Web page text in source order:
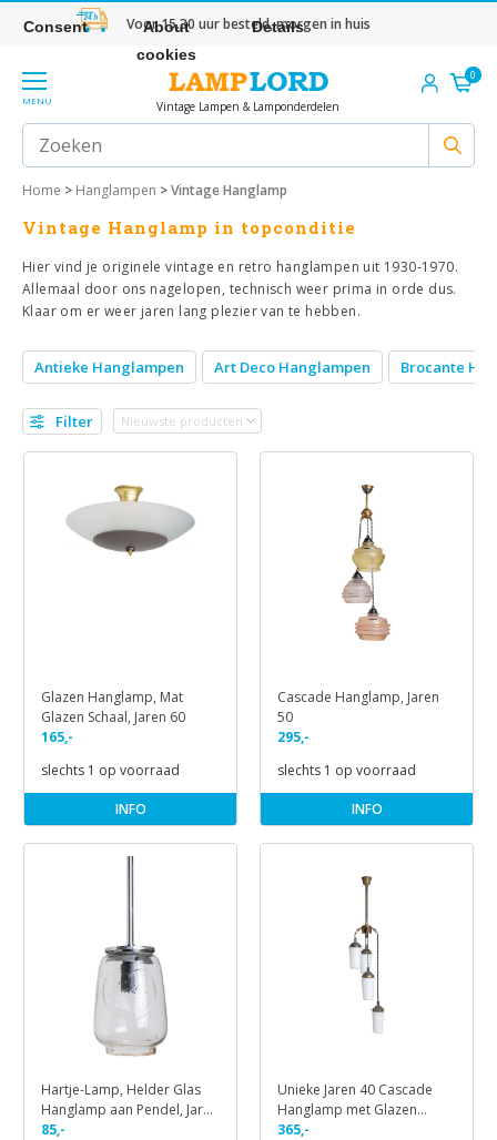
Voor 15.30 uur besteld, morgen in huis
MENU Vintage Lampen & Lamponderdelen
0
Home > Hanglampen >Vintage Hanglamp
Vintage Hanglamp in topconditie
Hier vind je originele vintage en retro hanglampen uit 1930-1970.
Allemaal door ons nagelopen, technisch weer prima in orde dus.
Klaar om er weer jaren lang plezier van te hebben.
Antieke Hanglampen Art Deco Hanglampen Brocante
Filter
Glazen Hanglamp, Mat
Glazen Schaal, Jaren 60
165,-
slechts 1 op voorraad
INFO
Cascade Hanglamp, Jaren
50
295,-
slechts 1 op voorraad
INFO
Hartje-Lamp, Helder Glas
Hanglamp aan Pendel, Jaren
40
85,-
Unieke Jaren 40 Cascade
Hanglamp met Glazen
Kapjes
365,-
Consent
About
cookies
Details